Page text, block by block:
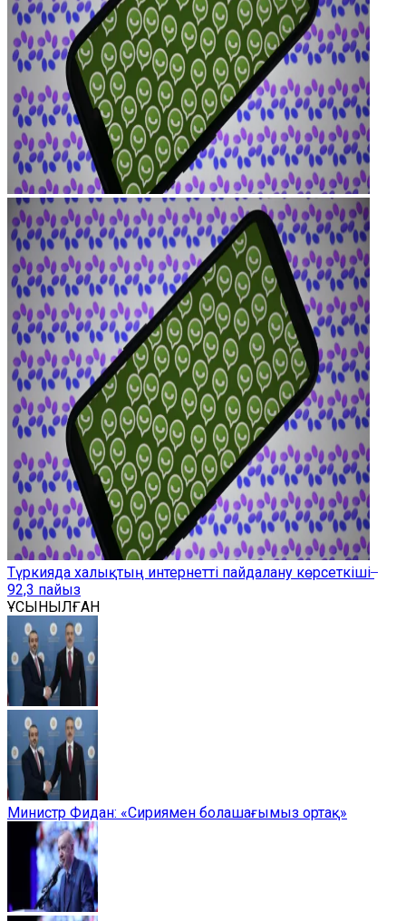
Түркияда халықтың интернетті пайдалану көрсеткіші ̶
92,3 пайыз
ҰСЫНЫЛҒАН
Министр Фидан: «Сириямен болашағымыз ортақ»